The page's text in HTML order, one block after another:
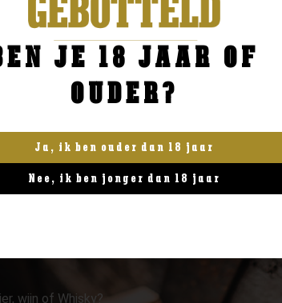
29,99
BESTELLEN
wijn of Whisky?
JE 18 JAAR OF
OUDER?
Ja, ik ben ouder dan 18 jaar
Nee, ik ben jonger dan 18 jaar